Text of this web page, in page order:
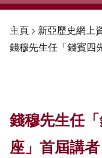
主頁> 新亞歷史網上
錢穆先生任「錢賓四
錢穆先生任
座」首屆講者